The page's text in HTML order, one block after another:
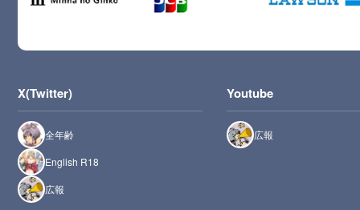
X(Twitter)
全年齢
English R18
広報
Youtube
広報